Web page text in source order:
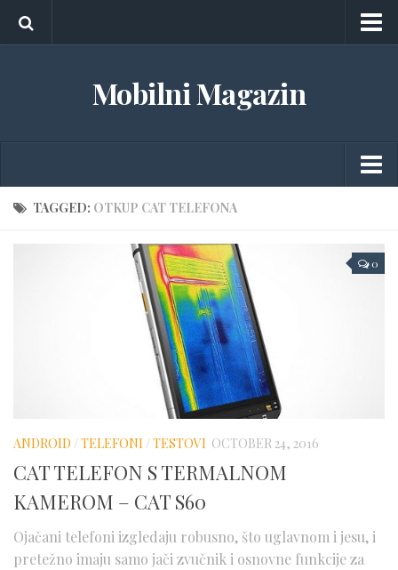
Mobilni Magazin
Android
Testovi
Dogadjaji
Saveti
TAGGED: OTKUP CAT TELEFONA
0
ANDROID /TELEFONI /TESTOVI OCTOBER 24, 2016
CAT TELEFON S TERMALNOM
KAMEROM – CAT S60
Ojačani telefoni izgledaju robusno, što uglavnom i jesu, i
pretežno imaju samo jači zvučnik i osnovne funkcije za